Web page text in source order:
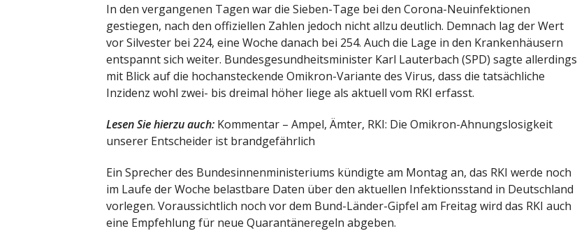
In den vergangenen Tagen war die Sieben-Tage bei den Corona-Neuinfektionen
gestiegen, nach den offiziellen Zahlen jedoch nicht allzu deutlich. Demnach lag der Wert
vor Silvester bei 224, eine Woche danach bei 254. Auch die Lage in den Krankenhäusern
entspannt sich weiter. Bundesgesundheitsminister Karl Lauterbach (SPD) sagte allerdings
mit Blick auf die hochansteckende Omikron-Variante des Virus, dass die tatsächliche
Inzidenz wohl zwei- bis dreimal höher liege als aktuell vom RKI erfasst.
Lesen Sie hierzu auch: Kommentar – Ampel, Ämter, RKI: Die Omikron-Ahnungslosigkeit
unserer Entscheider ist brandgefährlich
Ein Sprecher des Bundesinnenministeriums kündigte am Montag an, das RKI werde noch
im Laufe der Woche belastbare Daten über den aktuellen Infektionsstand in Deutschland
vorlegen. Voraussichtlich noch vor dem Bund-Länder-Gipfel am Freitag wird das RKI auch
eine Empfehlung für neue Quarantäneregeln abgeben.